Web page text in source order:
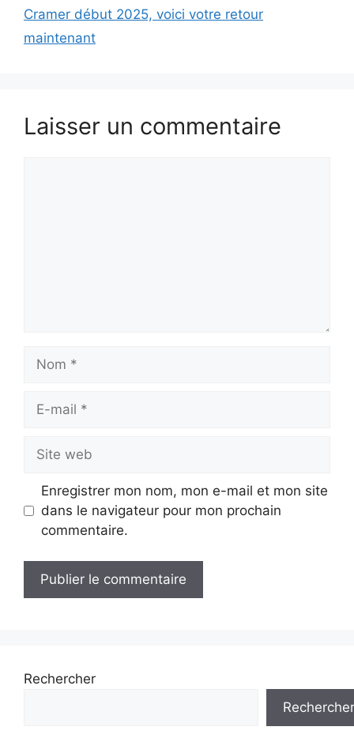
Cramer début 2025, voici votre retour
maintenant
Laisser un commentaire
Nom
Site
web
Enregistrer mon nom, mon e-mail et mon site
dans le navigateur pour mon prochain
commentaire.
Rechercher
Rechercher